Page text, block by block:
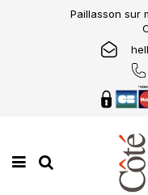
Paillasson sur